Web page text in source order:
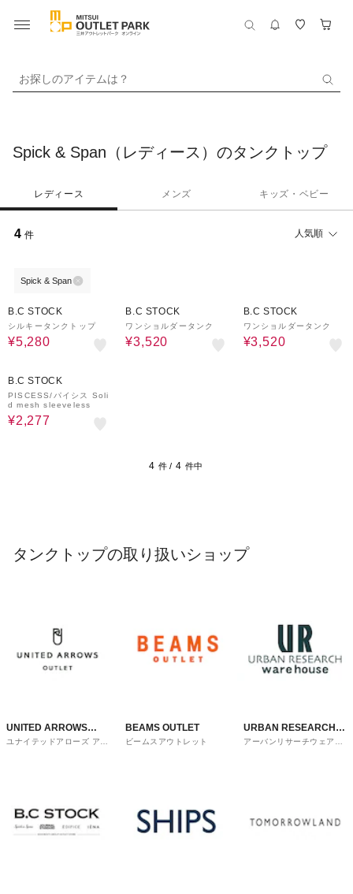
お探しのアイテムは？
Spick & Span（レディース）のタンクトップ
レディース メンズ キッズ・ベビー
4 件 人気順
Spick & Span
B.C STOCK
シルキータンクトップ
¥5,280
B.C STOCK
ワンショルダータンク
¥3,520
B.C STOCK
ワンショルダータンク
¥3,520
B.C STOCK
PISCESS/パイシス Soli
d mesh sleeveless
¥2,277
4 件 / 4 件中
タンクトップの取り扱いショップ
UNITED ARROWS
OUTLET
ユナイテッドアローズ アウ
BEAMS OUTLET
ビームスアウトレット
URBAN RESEARCH
ware house
アーバンリサーチウェアハ